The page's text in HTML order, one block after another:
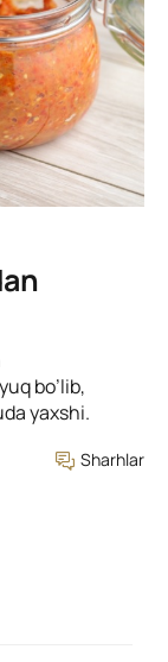
bo’lib,
yaxshi.
Sharhlar